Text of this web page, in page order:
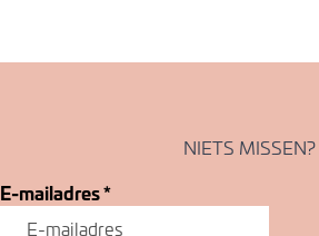
NIETS MISSEN?
E-mailadres*